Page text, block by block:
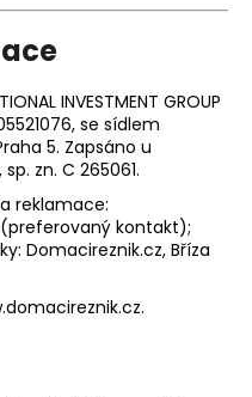
INVESTMENT GROUP
se sídlem
5. Zapsáno u
zn. C 265061.
reklamace:
(preferovaný kontakt);
Domacireznik.cz, Bříza
.